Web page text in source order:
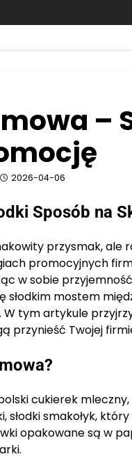
–
2026-04-06
Sposób na
przysmak, ale
promocyjnych
w sobie
słodkim mostem
tym artykule
przynieść Twojej
cukierek
smakołyk,
opakowane są w